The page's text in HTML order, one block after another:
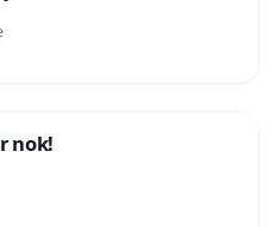
nok!